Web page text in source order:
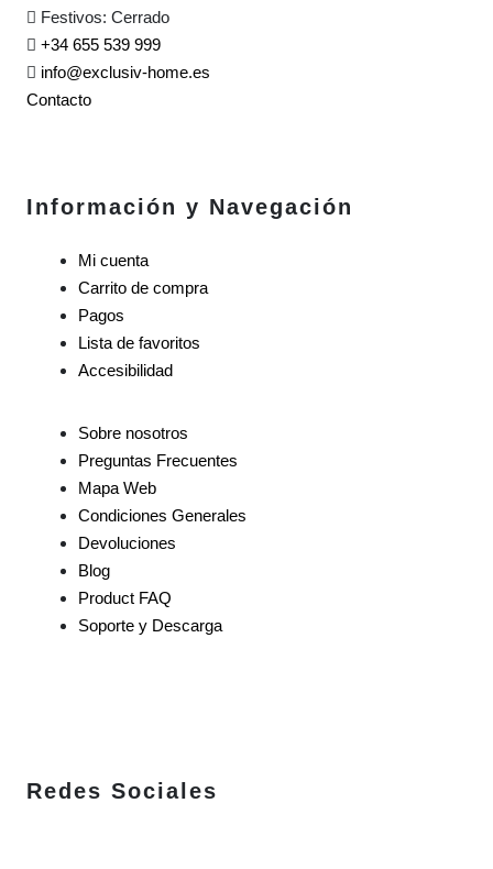
Festivos: Cerrado
+34 655 539 999
info@exclusiv-home.es
Contacto
Información y Navegación
Mi cuenta
Carrito de compra
Pagos
Lista de favoritos
Accesibilidad
Sobre nosotros
Preguntas Frecuentes
Mapa Web
Condiciones Generales
Devoluciones
Blog
Product FAQ
Soporte y Descarga
Redes Sociales